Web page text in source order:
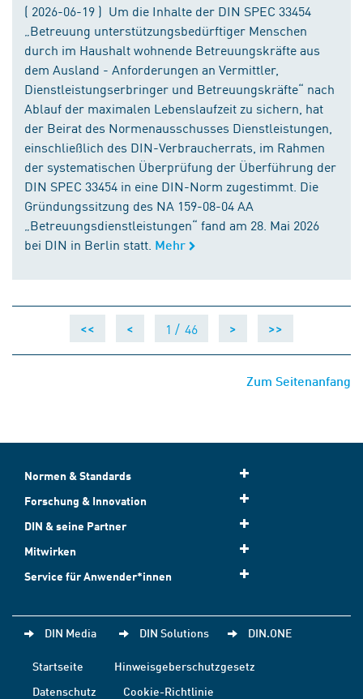
( 2026-06-19 ) Um die Inhalte der DIN SPEC 33454
„Betreuung unterstützungsbedürftiger Menschen
durch im Haushalt wohnende Betreuungskräfte aus
dem Ausland - Anforderungen an Vermittler,
Dienstleistungserbringer und Betreuungskräfte“ nach
Ablauf der maximalen Lebenslaufzeit zu sichern, hat
der Beirat des Normenausschusses Dienstleistungen,
einschließlich des DIN-Verbraucherrats, im Rahmen
der systematischen Überprüfung der Überführung der
DIN SPEC 33454 in eine DIN-Norm zugestimmt. Die
Gründungssitzung des NA 159-08-04 AA
„Betreuungsdienstleistungen“ fand am 28. Mai 2026
bei DIN in Berlin statt. Mehr
<< < 1 / 46 > >>
Zum Seitenanfang
Normen & Standards
Forschung & Innovation
DIN & seine Partner
Mitwirken
Service für Anwender*innen
DIN Media DIN Solutions DIN.ONE
Startseite
Hinweisgeberschutzgesetz
Datenschutz
Cookie-Richtlinie